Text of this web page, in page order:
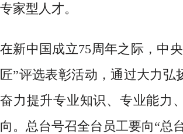
专家型人才。
在新中国成立75周年之际，中
匠”评选表彰活动，通过大力
奋力提升专业知识、专业能力
向。总台号召全台员工要向“总